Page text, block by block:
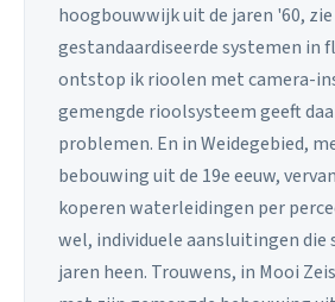
hoogbouwwijk uit de jaren '60, zie
gestandaardiseerde systemen in
ontstop ik rioolen met camera-
gemengde rioolsysteem geeft
problemen. En in Weidegebied,
bebouwing uit de 19e eeuw,
koperen waterleidingen per
wel, individuele aansluitingen die
jaren heen. Trouwens, in Mooi